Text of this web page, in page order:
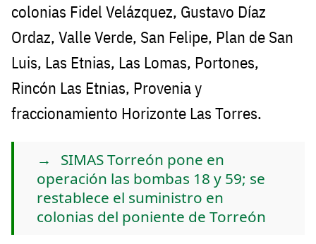
colonias Fidel Velázquez, Gustavo Díaz
Ordaz, Valle Verde, San Felipe, Plan de San
Luis, Las Etnias, Las Lomas, Portones,
Rincón Las Etnias, Provenia y
fraccionamiento Horizonte Las Torres.
SIMAS Torreón pone en
operación las bombas 18 y 59; se
restablece el suministro en
colonias del poniente de Torreón